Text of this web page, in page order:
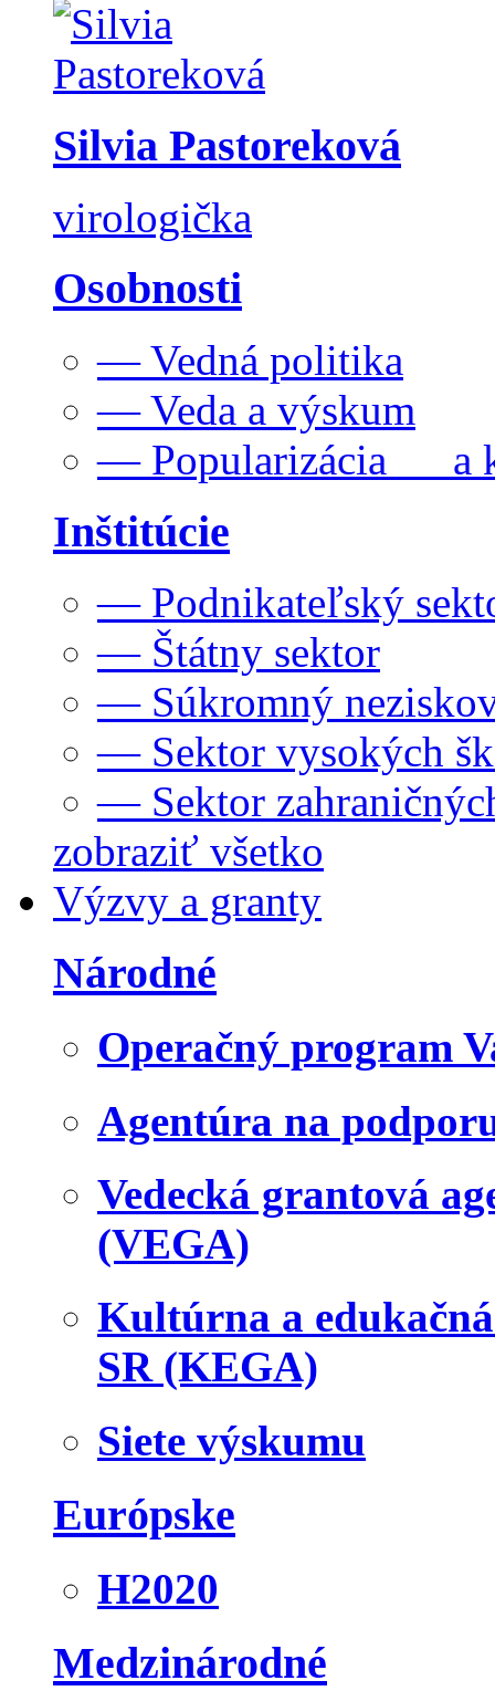
Silvia Pastoreková
virologička
Osobnosti
— Vedná politika
— Veda a výskum
— Popularizácia a
Inštitúcie
— Podnikateľský
— Štátny sektor
— Súkromný
— Sektor vysokých
— Sektor
zobraziť všetko
Výzvy a granty
Národné
Operačný program
Agentúra na
Vedecká grantová
(VEGA)
Kultúrna a
SR (KEGA)
Siete výskumu
Európske
H2020
Medzinárodné